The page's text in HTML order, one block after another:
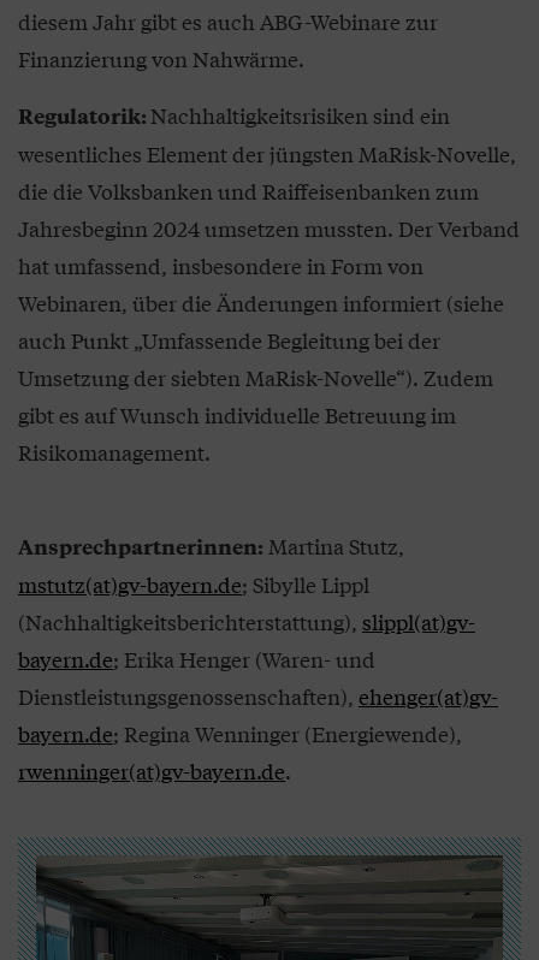
diesem Jahr gibt es auch ABG-Webinare zur
Finanzierung von Nahwärme.
Regulatorik:Nachhaltigkeitsrisiken sind ein
wesentliches Element der jüngsten MaRisk-Novelle,
die die Volksbanken und Raiffeisenbanken zum
Jahresbeginn 2024 umsetzen mussten. Der Verband
hat umfassend, insbesondere in Form von
Webinaren, über die Änderungen informiert (siehe
auch Punkt „Umfassende Begleitung bei der
Umsetzung der siebten MaRisk-Novelle“). Zudem
gibt es auf Wunsch individuelle Betreuung im
Risikomanagement.
Ansprechpartnerinnen: Martina Stutz,
mstutz(at)gv-bayern.de; Sibylle Lippl
(Nachhaltigkeitsberichterstattung), slippl(at)gv-
bayern.de; Erika Henger (Waren- und
Dienstleistungsgenossenschaften), ehenger(at)gv-
bayern.de; Regina Wenninger (Energiewende),
rwenninger(at)gv-bayern.de.